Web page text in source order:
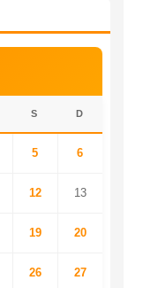
S D
5 6
12 13
19 20
26 27